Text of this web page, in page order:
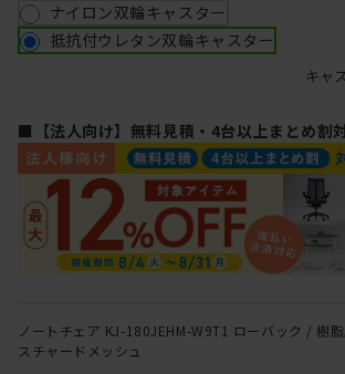
ナイロン双輪キャスター
抵抗付ウレタン双輪キャスター
キャ
■【法人向け】無料見積・4台以上まとめ割
ノートチェア KJ-180JEHM-W9T1 ローバック / 樹
スチャードメッシュ